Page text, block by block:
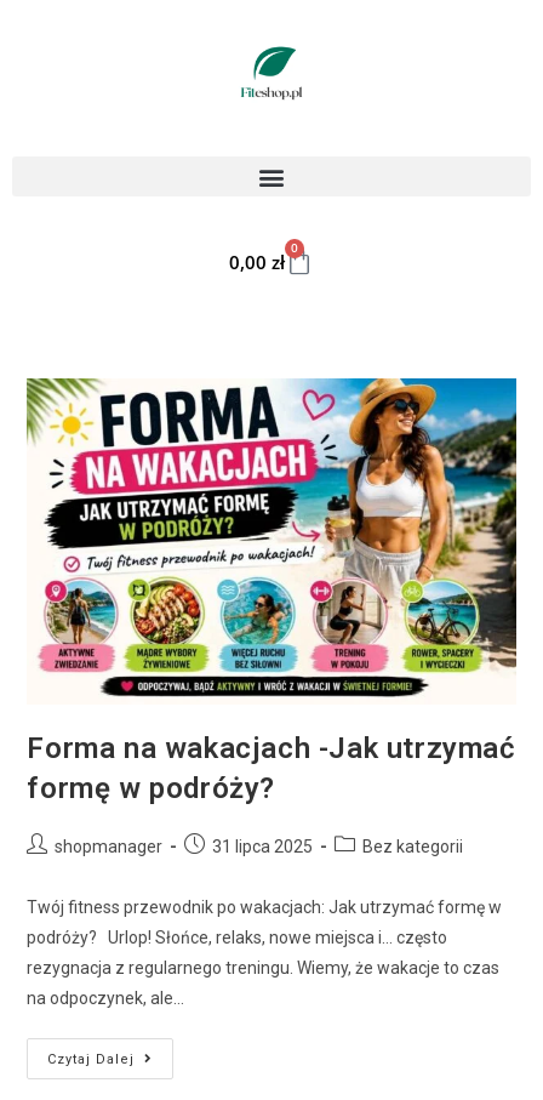
0,00 zł
0
Forma na wakacjach -Jak utrzymać
formę w podróży?
shopmanager 31 lipca 2025 Bez kategorii
Twój fitness przewodnik po wakacjach: Jak utrzymać formę w
podróży? Urlop! Słońce, relaks, nowe miejsca i… często
rezygnacja z regularnego treningu. Wiemy, że wakacje to czas
na odpoczynek, ale…
Czytaj Dalej